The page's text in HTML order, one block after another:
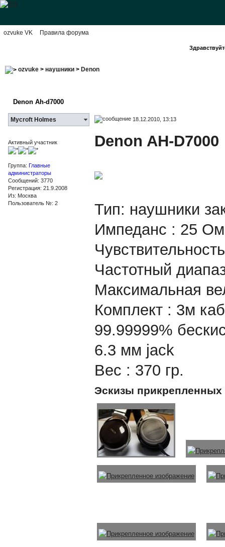
ozvuke VK Правила форума
ozvuke> наушники> Denon
Denon Ah-d7000
Mycroft Holmes 18.12.2010, 13:13
Активный участник
Группа: Главные
администраторы
Сообщений: 3770
Регистрация: 21.9.2008
Из: Москва
Пользователь №: 2
Denon AH-D7000
Тип: наушники
Импеданс : 25 Ом
Частотный
Максимальная
Комплект : 3м
99.99999%
6.3 мм jack
Вес : 370 гр.
Эскизы прикрепленных